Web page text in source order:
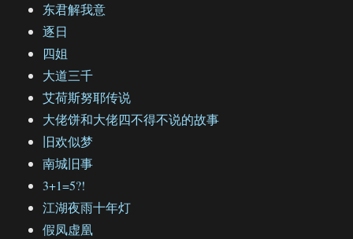
东君解我意
逐日
四姐
大道三千
艾荷斯努耶传说
大佬饼和大佬四不得不说的故事
旧欢似梦
南城旧事
3+1=5?!
江湖夜雨十年灯
假凤虚凰